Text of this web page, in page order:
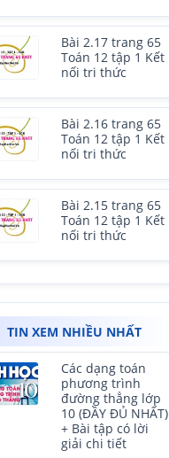
Bài 2.17 trang 65
Toán 12 tập 1 Kết
nối tri thức
Bài 2.16 trang 65
Toán 12 tập 1 Kết
nối tri thức
Bài 2.15 trang 65
Toán 12 tập 1 Kết
nối tri thức
TIN XEM NHIỀU NHẤT
Các dạng toán
phương trình
đường thẳng lớp
10 (ĐẦY ĐỦ NHẤT)
+ Bài tập có lời
giải chi tiết